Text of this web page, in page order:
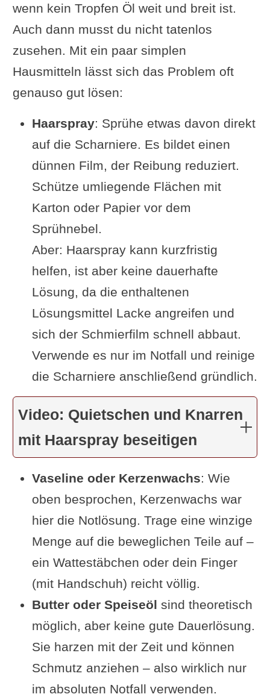
wenn kein Tropfen Öl weit und breit ist.
Auch dann musst du nicht tatenlos
zusehen. Mit ein paar simplen
Hausmitteln lässt sich das Problem oft
genauso gut lösen:
Haarspray: Sprühe etwas davon direkt
auf die Scharniere. Es bildet einen
dünnen Film, der Reibung reduziert.
Schütze umliegende Flächen mit
Karton oder Papier vor dem
Sprühnebel.
Aber: Haarspray kann kurzfristig
helfen, ist aber keine dauerhafte
Lösung, da die enthaltenen
Lösungsmittel Lacke angreifen und
sich der Schmierfilm schnell abbaut.
Verwende es nur im Notfall und reinige
die Scharniere anschließend gründlich.
Video: Quietschen und Knarren
mit Haarspray beseitigen
Vaseline oder Kerzenwachs: Wie
oben besprochen, Kerzenwachs war
hier die Notlösung. Trage eine winzige
Menge auf die beweglichen Teile auf –
ein Wattestäbchen oder dein Finger
(mit Handschuh) reicht völlig.
Butter oder Speiseöl sind theoretisch
möglich, aber keine gute Dauerlösung.
Sie harzen mit der Zeit und können
Schmutz anziehen – also wirklich nur
im absoluten Notfall verwenden.